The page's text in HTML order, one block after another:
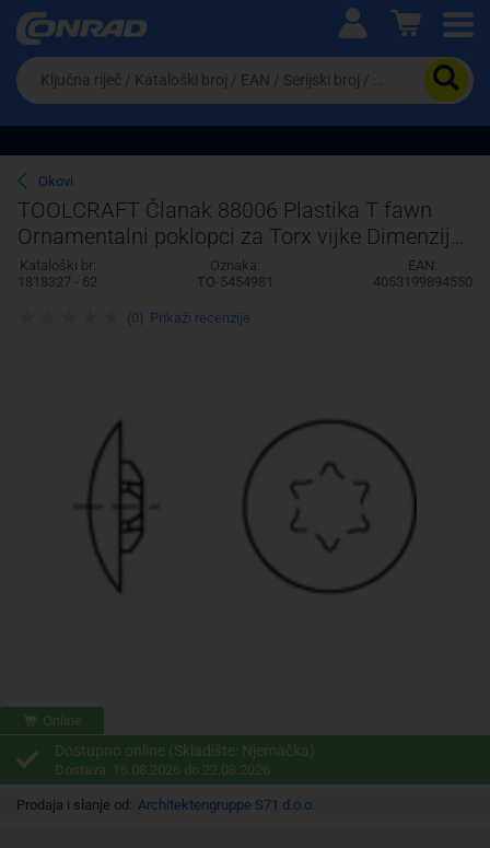
Ova postavka prilagođava asortiman proizvoda i
cijene vašim potrebama.
Pravno lice
Da
biste
potražili
proizvod,
unesite
ključnu
riječ,
kataloški
broj,
EAN
ili
Okovi
TOOLCRAFT Članak 88006 Plastika T fawn
Ornamentalni poklopci za Torx vijke Dimenzije:
15 x 12 / 3.5 1000 ST
Kataloški br:
1818327 - 62
Oznaka:
TO-5454981
EAN:
4053199894550
Online
Dostupno online (Skladište: Njemačka)
Dostava: 16.08.2026 do 22.08.2026
Prodaja i slanje od: Architektengruppe S71 d.o.o.
(0) Prikaži recenzije